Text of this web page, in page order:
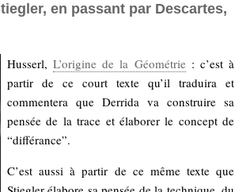
en passant par Descartes,
Husserl,L’origine de la Géométrie : c’est à
partir de ce court texte qu’il traduira et
commentera que Derrida va construire sa
pensée de la trace et élaborer le concept de
“différance”.
C’est aussi à partir de ce même texte que